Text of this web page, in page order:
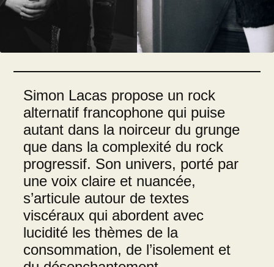
Simon Lacas propose un rock
alternatif francophone qui puise
autant dans la noirceur du grunge
que dans la complexité du rock
progressif. Son univers, porté par
une voix claire et nuancée,
s’articule autour de textes
viscéraux qui abordent avec
lucidité les thèmes de la
consommation, de l’isolement et